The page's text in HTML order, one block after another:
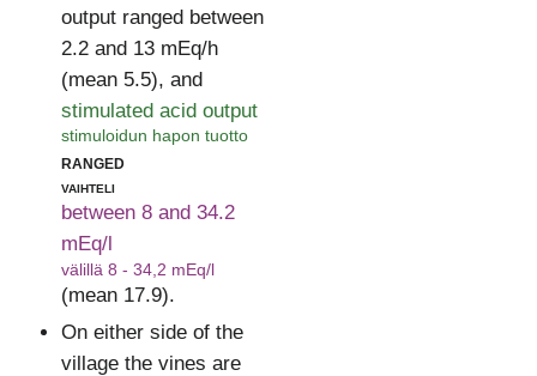
output ranged between
2.2 and 13 mEq/h
(mean 5.5), and
stimulated acid output
stimuloidun hapon tuotto
ranged
vaihteli
between 8 and 34.2
mEq/l
välillä 8 - 34,2 mEq/l
(mean 17.9).
On either side of the
village the vines are